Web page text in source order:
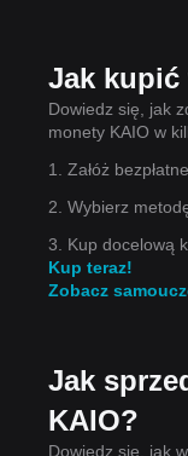
Jak kupić
Dowiedz się, jak
monety KAIO w
1. Załóż
2. Wybierz
3. Kup docelową
Kup teraz!
Zobacz
Jak
KAIO?
Dowiedz się, jak